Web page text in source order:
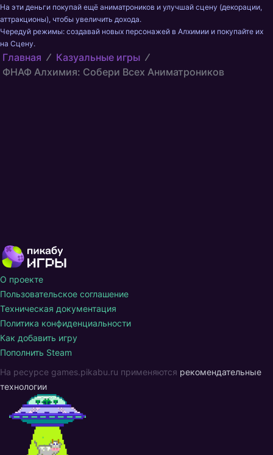
На эти деньги покупай ещё аниматроников и улучшай сцену (декорации,
аттракционы), чтобы увеличить дохода.
Чередуй режимы: создавай новых персонажей в Алхимии и покупайте их
на Сцену.
Главная
Казуальные игры
ФНАФ Алхимия: Собери Всех Аниматроников
О проекте
Пользовательское соглашение
Техническая документация
Политика конфиденциальности
Как добавить игру
Пополнить Steam
На ресурсе games.pikabu.ru применяются рекомендательные
технологии